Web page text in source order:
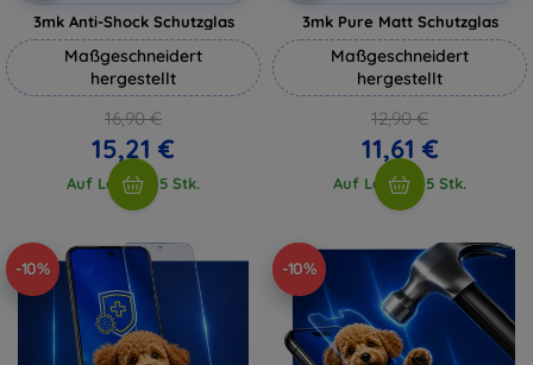
3mk Anti-Shock Schutzglas
Maßgeschneidert
hergestellt
16,90 €
15,21 €
Auf Lager > 5 Stk.
3mk Pure Matt Schutzglas
Maßgeschneidert
hergestellt
12,90 €
11,61 €
Auf Lager > 5 Stk.
-10% -10%